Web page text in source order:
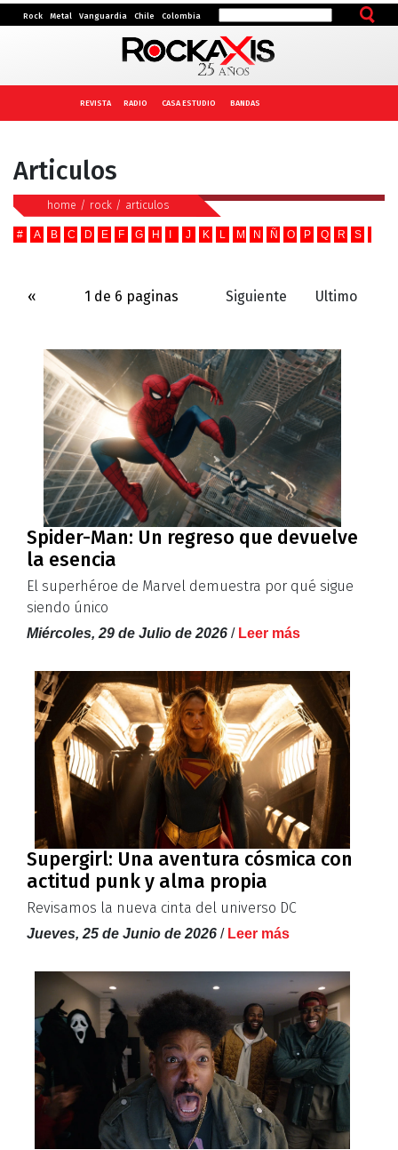
Rock Metal Vanguardia Chile Colombia
REVISTA RADIO CASA ESTUDIO BANDAS
Articulos
home / rock / articulos
# A B C D E F G H J K L M N Ñ O P Q R S
« 1 de 6 paginas Siguiente Ultimo
Spider-Man: Un regreso que devuelve
la esencia
El superhéroe de Marvel demuestra por qué sigue
siendo único
Miércoles, 29 de Julio de 2026 / Leer más
Supergirl: Una aventura cósmica con
actitud punk y alma propia
Revisamos la nueva cinta del universo DC
Jueves, 25 de Junio de 2026 / Leer más